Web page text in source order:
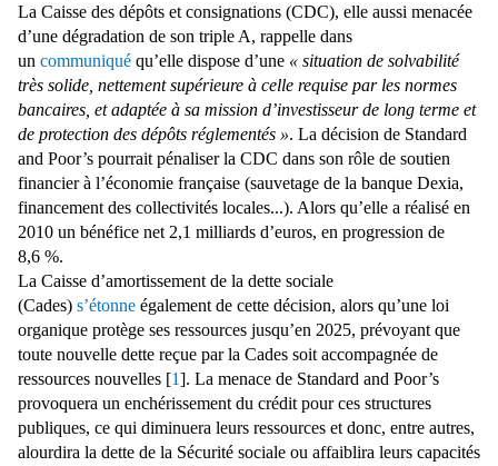
La Caisse des dépôts et consignations (CDC), elle aussi menacée
d’une dégradation de son triple A, rappelle dans
un communiqué qu’elle dispose d’une « situation de solvabilité
très solide, nettement supérieure à celle requise par les normes
bancaires, et adaptée à sa mission d’investisseur de long terme et
de protection des dépôts réglementés ». La décision de Standard
and Poor’s pourrait pénaliser la CDC dans son rôle de soutien
financier à l’économie française (sauvetage de la banque Dexia,
financement des collectivités locales...). Alors qu’elle a réalisé en
2010 un bénéfice net 2,1 milliards d’euros, en progression de
8,6 %.
La Caisse d’amortissement de la dette sociale
(Cades) s’étonne également de cette décision, alors qu’une loi
organique protège ses ressources jusqu’en 2025, prévoyant que
toute nouvelle dette reçue par la Cades soit accompagnée de
ressources nouvelles [1]. La menace de Standard and Poor’s
provoquera un enchérissement du crédit pour ces structures
publiques, ce qui diminuera leurs ressources et donc, entre autres,
alourdira la dette de la Sécurité sociale ou affaiblira leurs capacités